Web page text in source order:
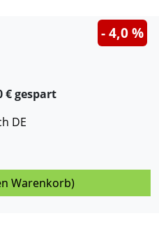
€ gespart
- 4,0 %
DE
Warenkorb)